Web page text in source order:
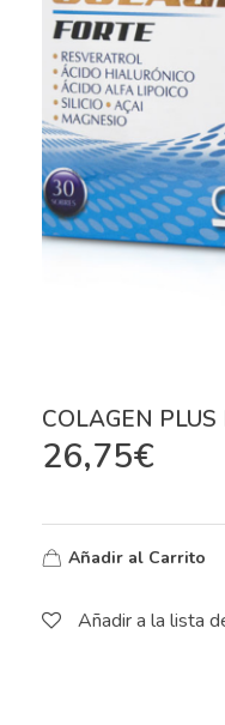
COLAGEN
26,75€
Añadir al Carrito
Añadir a la lista